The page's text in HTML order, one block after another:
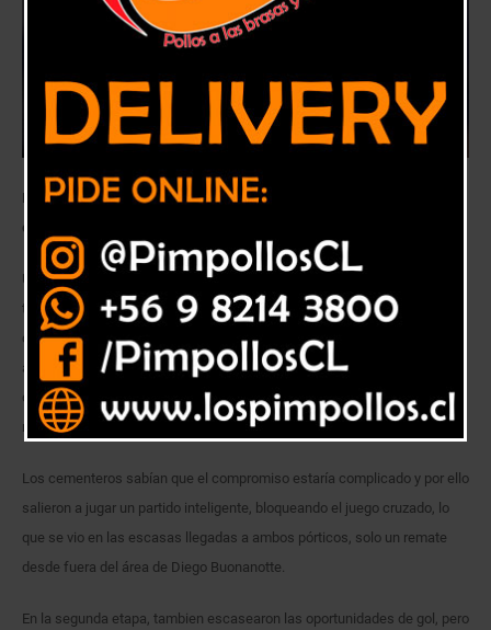
Los universitarios derrotaron por un gol a cero a Unión La Calera, con lo
que siguen con rendimiento del 100%
Unión La Calera venía de derrotar a Iquique en el norte, pero el rival que
tenía por delante venía con los pergaminos de ser el líder del
campeonato y con un rendimiento del 100% jugadas tres fechas,
además los cementeros perdieron a su gran figura, Brian Fernández,
quien se lesionó en el último entrenamiento. En su reemplazo debutó el
recién llegado Mariano Barbieri.
Los cementeros sabían que el compromiso estaría complicado y por ello
salieron a jugar un partido inteligente, bloqueando el juego cruzado, lo
que se vio en las escasas llegadas a ambos pórticos, solo un remate
desde fuera del área de Diego Buonanotte.
En la segunda etapa, tambien escasearon las oportunidades de gol, pero